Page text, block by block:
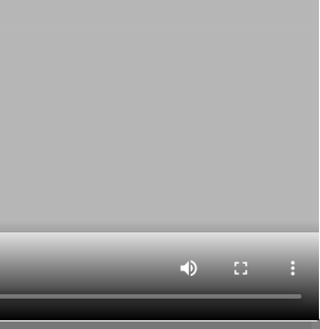
inspiracji i nowych doświadczeń!
opiekę nad naszym ogrodem na